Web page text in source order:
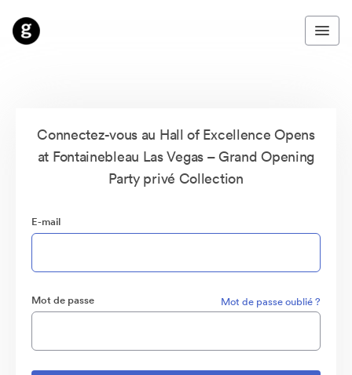
Connectez-vous au Hall of Excellence Opens
at Fontainebleau Las Vegas – Grand Opening
Party privé Collection
E-mail
Mot de passe Mot de passe oublié ?